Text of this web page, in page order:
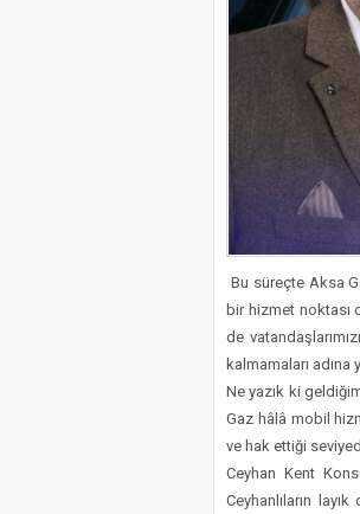
Bu süreçte Aksa
bir hizmet noktası
de
kalmamaları adına
Ne yazık ki
Gaz hâlâ mobil
ve hak ettiği
Ceyhan Kent
Ceyhanlıların